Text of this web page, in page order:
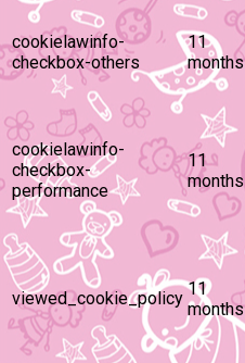
cookielawinfo-
checkbox-others
11
months
cookielawinfo-
checkbox-
performance
11
months
viewed_cookie_policy 11
months